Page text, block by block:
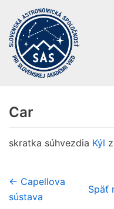
Preskočiť
na
obsah
Car
skratka súhvezdia Kýl
← Capellova
sústava
Späť